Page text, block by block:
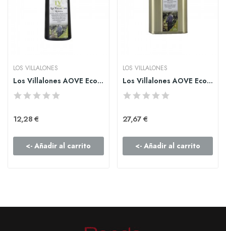
LOS VILLALONES
Los Villalones AOVE Ecológico Arbequina 500ml
12,28 €
<- Añadir al carrito
LOS VILLALONES
Los Villalones AOVE Ecológico Hojiblanca Lata 2.5l
27,67 €
<- Añadir al carrito